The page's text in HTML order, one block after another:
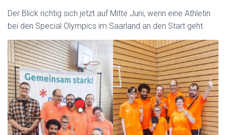
Der Blick richtig sich jetzt auf Mitte Juni, wenn eine Athletin
bei den Special Olympics im Saarland an den Start geht.